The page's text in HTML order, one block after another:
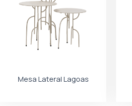
Mesa Lateral Lagoas